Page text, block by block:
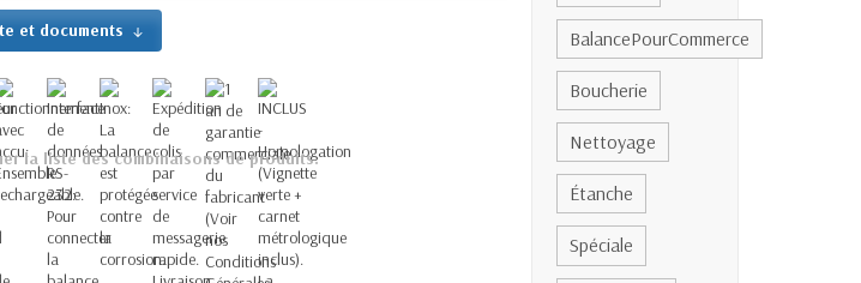
et documents
la liste des combinaisons de produits.
BalancePourCommerce
Boucherie
Nettoyage
Étanche
Spéciale